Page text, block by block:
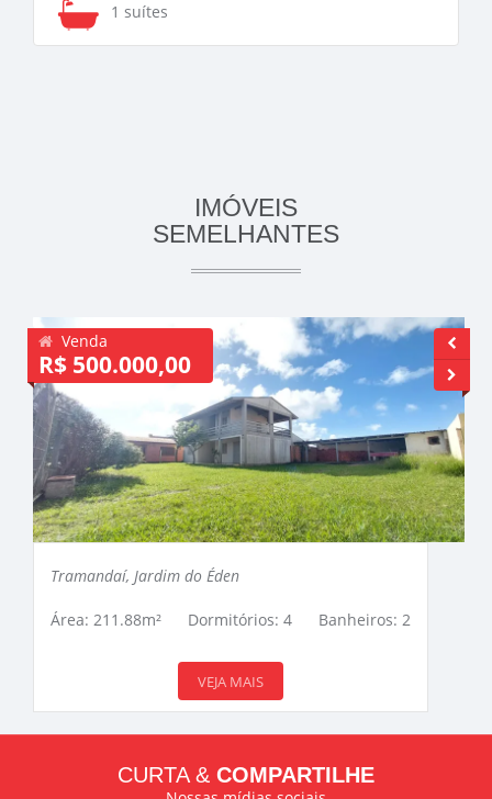
1 suítes
IMÓVEIS
SEMELHANTES
Venda
R$ 500.000,00
Tramandaí, Jardim do Éden
Área: 211.88m² Dormitórios: 4 Banheiros: 2
VEJA MAIS
CURTA & COMPARTILHE